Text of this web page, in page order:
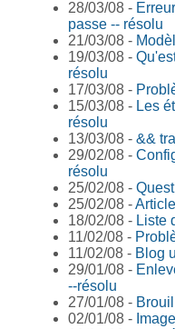
28/03/08 -
passe -- résolu
21/03/08 -
19/03/08 -
résolu
17/03/08 -
15/03/08 - Les
résolu
13/03/08 - &&
29/02/08 -
résolu
25/02/08 -
25/02/08 -
18/02/08 - Liste
11/02/08 -
11/02/08 - Blog
29/01/08 -
--résolu
27/01/08 -
02/01/08 -